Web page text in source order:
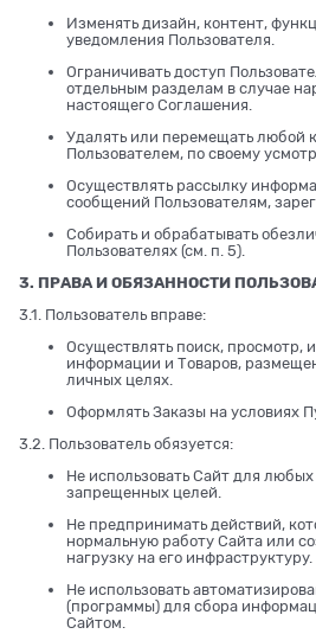
Изменять дизайн, контент,
уведомления Пользователя.
Ограничивать доступ
отдельным разделам в случае
настоящего Соглашения.
Удалять или перемещать любой
Пользователем, по своему
Осуществлять рассылку
сообщений Пользователям,
Собирать и обрабатывать
Пользователях (см. п. 5).
3. ПРАВА И ОБЯЗАННОСТИ
3.1. Пользователь вправе:
Осуществлять поиск, просмотр,
информации и Товаров,
личных целях.
Оформлять Заказы на условиях
3.2. Пользователь обязуется:
Не использовать Сайт для
запрещенных целей.
Не предпринимать действий,
нормальную работу Сайта или
нагрузку на его инфраструктуру.
Не использовать
(программы) для сбора
Сайтом.